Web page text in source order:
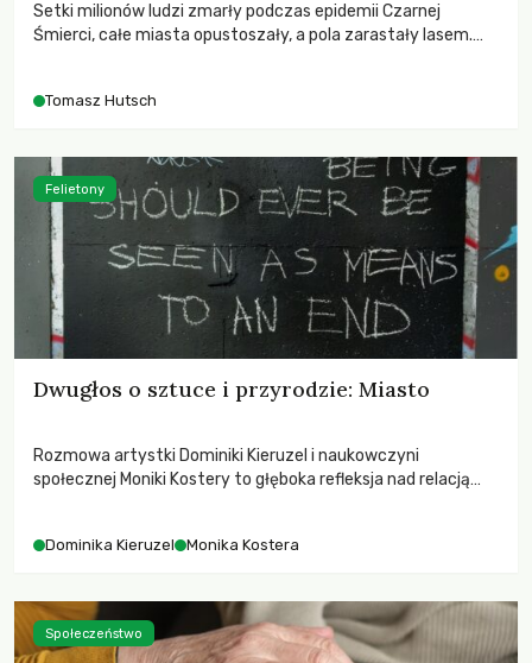
Setki milionów ludzi zmarły podczas epidemii Czarnej
Śmierci, całe miasta opustoszały, a pola zarastały lasem.
największych katastrof w swoich dziejach.
Tomasz Hutsch
Dwugłos o sztuce i przyrodzie: Miasto
Rozmowa artystki Dominiki Kieruzel i naukowczyni
społecznej Moniki Kostery to głęboka refleksja nad relacją
Dominika Kieruzel Monika Kostera
Felietony
Społeczeństwo